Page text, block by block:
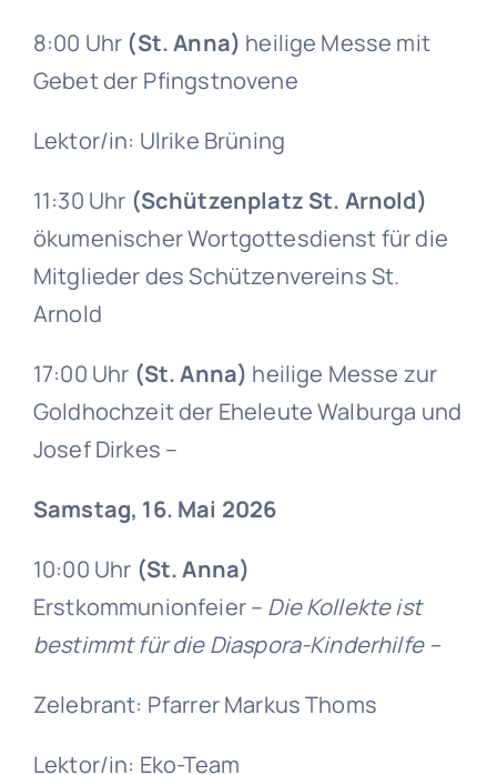
8:00 Uhr (St. Anna) heilige Messe mit
Gebet der Pfingstnovene
Lektor/in: Ulrike Brüning
11:30 Uhr (Schützenplatz St. Arnold)
ökumenischer Wortgottesdienst für die
Mitglieder des Schützenvereins St.
Arnold
17:00 Uhr (St. Anna) heilige Messe zur
Goldhochzeit der Eheleute Walburga und
Josef Dirkes –
Samstag, 16. Mai 2026
10:00 Uhr (St. Anna)
Erstkommunionfeier – Die Kollekte ist
bestimmt für die Diaspora-Kinderhilfe –
Zelebrant: Pfarrer Markus Thoms
Lektor/in: Eko-Team